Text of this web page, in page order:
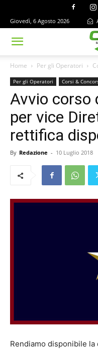
Giovedì, 6 Agosto 2026
Home Per gli Operatori
Per gli Operatori Corsi &
Avvio corso
per vice
rettifica
By Redazione - 10 Luglio 2018
Rendiamo disponibile